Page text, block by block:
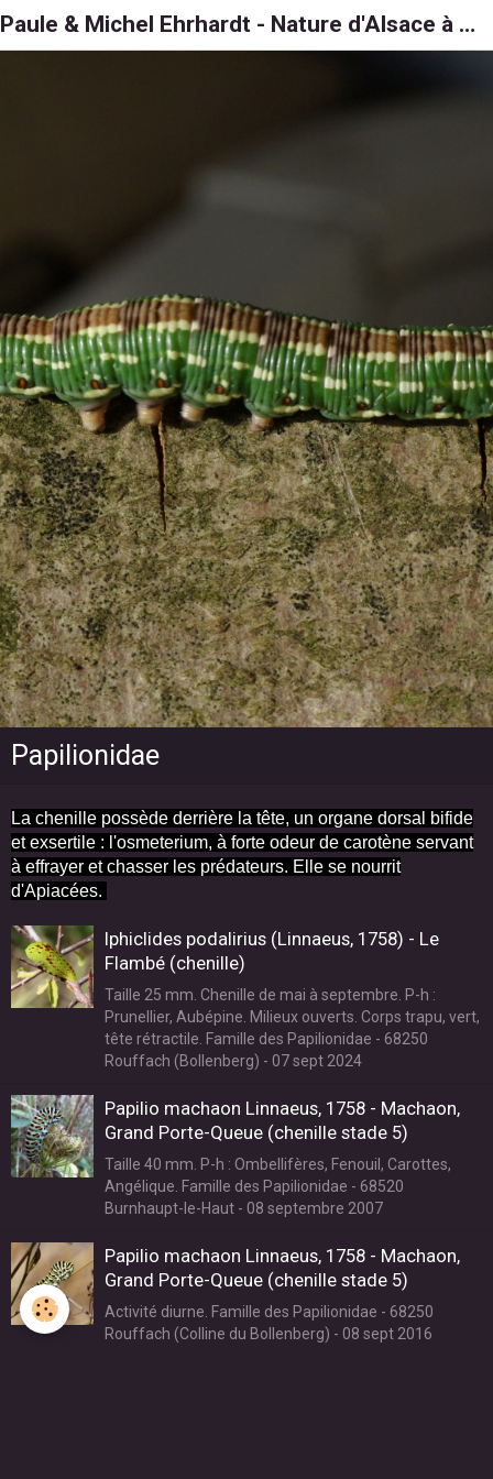
Paule & Michel Ehrhardt - Nature d'Alsace à 6, 8 et 1000 pattes
Papilionidae
La chenille possède derrière la tête, un organe dorsal bifide
et exsertile : l'osmeterium, à forte odeur de carotène servant
à effrayer et chasser les prédateurs. Elle se nourrit
d'Apiacées.
Iphiclides podalirius (Linnaeus, 1758) - Le
Flambé (chenille)
Taille 25 mm. Chenille de mai à septembre. P-h :
Prunellier, Aubépine. Milieux ouverts. Corps trapu, vert,
tête rétractile. Famille des Papilionidae - 68250
Rouffach (Bollenberg) - 07 sept 2024
Papilio machaon Linnaeus, 1758 - Machaon,
Grand Porte-Queue (chenille stade 5)
Taille 40 mm. P-h : Ombellifères, Fenouil, Carottes,
Angélique. Famille des Papilionidae - 68520
Burnhaupt-le-Haut - 08 septembre 2007
Papilio machaon Linnaeus, 1758 - Machaon,
Grand Porte-Queue (chenille stade 5)
Activité diurne. Famille des Papilionidae - 68250
Rouffach (Colline du Bollenberg) - 08 sept 2016